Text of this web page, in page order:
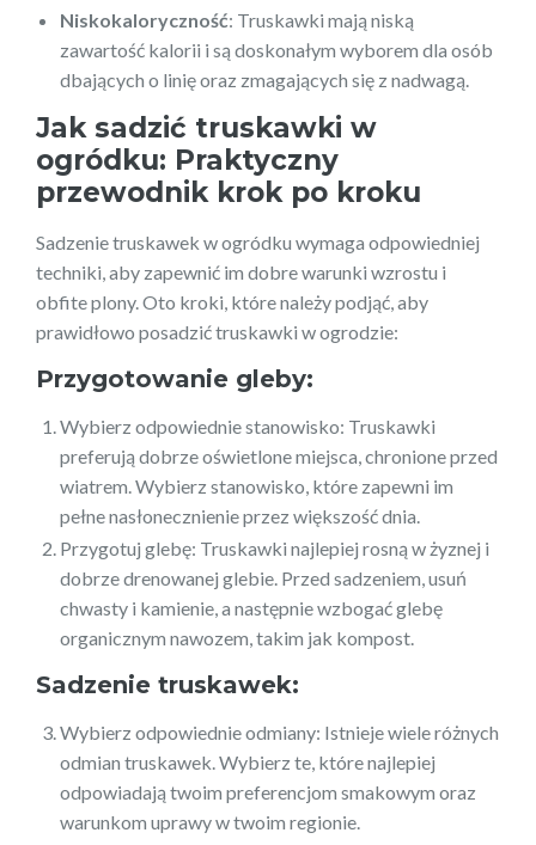
Niskokaloryczność: Truskawki mają niską
zawartość kalorii i są doskonałym wyborem dla osób
dbających o linię oraz zmagających się z nadwagą.
Jak sadzić truskawki w
ogródku: Praktyczny
przewodnik krok po kroku
Sadzenie truskawek w ogródku wymaga odpowiedniej
techniki, aby zapewnić im dobre warunki wzrostu i
obfite plony. Oto kroki, które należy podjąć, aby
prawidłowo posadzić truskawki w ogrodzie:
Przygotowanie gleby:
Wybierz odpowiednie stanowisko: Truskawki
preferują dobrze oświetlone miejsca, chronione przed
wiatrem. Wybierz stanowisko, które zapewni im
pełne nasłonecznienie przez większość dnia.
Przygotuj glebę: Truskawki najlepiej rosną w żyznej i
dobrze drenowanej glebie. Przed sadzeniem, usuń
chwasty i kamienie, a następnie wzbogać glebę
organicznym nawozem, takim jak kompost.
Sadzenie truskawek:
Wybierz odpowiednie odmiany: Istnieje wiele różnych
odmian truskawek. Wybierz te, które najlepiej
odpowiadają twoim preferencjom smakowym oraz
warunkom uprawy w twoim regionie.